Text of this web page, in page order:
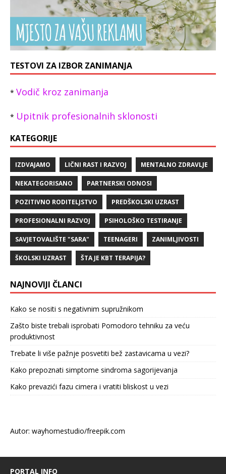
TESTOVI ZA IZBOR ZANIMANJA
* Vodič kroz zanimanja
* Upitnik profesionalnih sklonosti
KATEGORIJE
IZDVAJAMO LIČNI RAST I RAZVOJ MENTALNO ZDRAVLJE
NEKATEGORISANO PARTNERSKI ODNOSI
POZITIVNO RODITELJSTVO PREDŠKOLSKI UZRAST
PROFESIONALNI RAZVOJ PSIHOLOŠKO TESTIRANJE
SAVJETOVALIŠTE "SARA" TEENAGERI ZANIMLJIVOSTI
ŠKOLSKI UZRAST ŠTA JE KBT TERAPIJA?
NAJNOVIJI ČLANCI
Kako se nositi s negativnim supružnikom
Zašto biste trebali isprobati Pomodoro tehniku za veću
produktivnost
Trebate li više pažnje posvetiti bež zastavicama u vezi?
Kako prepoznati simptome sindroma sagorijevanja
Kako prevazići fazu cimera i vratiti bliskost u vezi
Autor: wayhomestudio/freepik.com
PORTAL INFO